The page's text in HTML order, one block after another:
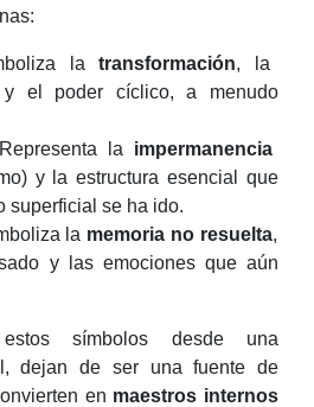
la transformación, la
y el poder cíclico, a menudo
la impermanencia
y la estructura esencial que
superficial se ha ido.
la memoria no resuelta,
y las emociones que aún
símbolos desde una
dejan de ser una fuente de
en maestros internos